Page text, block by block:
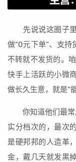
先说说这圈子里
做“0元下单”、支持
不转就不发货的。
快手上活跃的小微
做长久生意，就是“
你知道他们最常
实分档次的，最次
是硬邦邦的人造革
金，戴几天就发黑